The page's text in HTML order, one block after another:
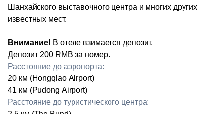
Шанхайского выставочного центра и многих других
известных мест.
​Внимание! В отеле взимается депозит.
Депозит 200 RMB за номер.
Расстояние до аэропорта:
​20 км (Hongqiao Airport)
41 км (Pudong Airport)
Расстояние до туристического центра: